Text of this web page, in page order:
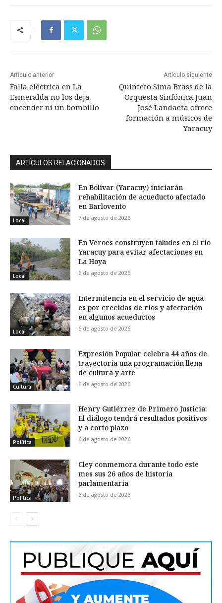
Artículo anterior
Falla eléctrica en La
Esmeralda no los deja
encender ni un bombillo
Artículo siguiente
Quinteto Sima Brass de la
Orquesta Sinfónica Juan
José Landaeta ofrece
formación a músicos de
Yaracuy
ARTÍCULOS RELACIONADOS
Local
En Bolívar (Yaracuy) iniciarán
rehabilitación de acueducto afectado
en Barlovento
7 de agosto de 2026
Local
En Veroes construyen taludes en el río
Yaracuy para evitar afectaciones en
La Hoya
6 de agosto de 2026
Local
Intermitencia en el servicio de agua
es por crecidas de ríos y afectación
en algunos acueductos
6 de agosto de 2026
Cultura
Expresión Popular celebra 44 años de
trayectoria una programación llena
de cultura y arte
6 de agosto de 2026
Política
Henry Gutiérrez de Primero Justicia:
El diálogo tendrá resultados positivos
y a corto plazo
6 de agosto de 2026
Política
Cley conmemora durante todo este
mes sus 26 años de historia
parlamentaria
6 de agosto de 2026